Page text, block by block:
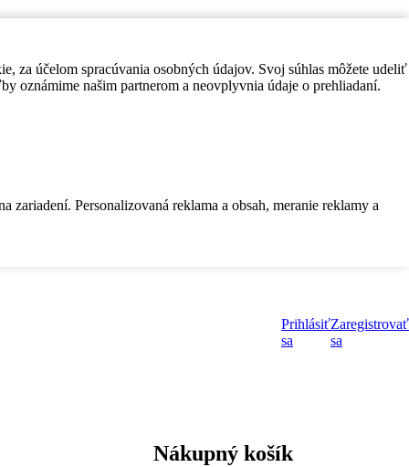
za účelom spracúvania osobných údajov. Svoj súhlas môžete udeliť
oznámime našim partnerom a neovplyvnia údaje o prehliadaní.
Personalizovaná reklama a obsah, meranie reklamy a
Prihlásiť
sa
Zaregistrovať
sa
Nákupný košík